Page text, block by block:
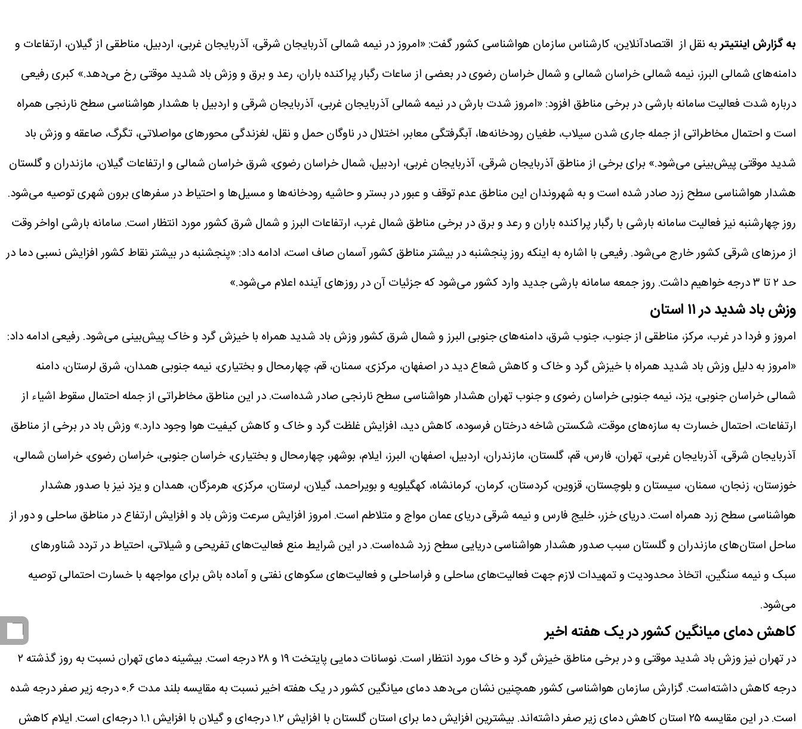
به گزارش اینتیتربه نقل از اقتصادآنلاین، کارشناس سازمان هواشناسی کشور گفت: «امروز در نیمه شمالی آذربایجان شرقی، آذربایجان غربی، اردبیل، مناطقی از گیلان، ارتفاعات و
دامنه‌های شمالی البرز، نیمه شمالی خراسان شمالی و شمال خراسان رضوی در بعضی از ساعات رگبار پراکنده باران، رعد و برق و وزش باد شدید موقتی رخ می‌دهد.»کبری رفیعی
درباره شدت فعالیت سامانه بارشی در برخی مناطق افزود: «امروز شدت بارش در نیمه شمالی آذربایجان غربی، آذربایجان شرقی و اردبیل با هشدار هواشناسی سطح نارنجی همراه
است و احتمال مخاطراتی از جمله جاری شدن سیلاب، طغیان رودخانه‌ها، آبگرفتگی معابر، اختلال در ناوگان حمل و نقل، لغزندگی محور‌های مواصلاتی، تگرگ، صاعقه و وزش باد
شدید موقتی پیش‌بینی می‌شود.» برای برخی از مناطق آذربایجان شرقی، آذربایجان غربی، اردبیل، شمال خراسان رضوی، شرق خراسان شمالی و ارتفاعات گیلان، مازندران و گلستان
هشدار هواشناسی سطح زرد صادر شده است و به شهروندان این مناطق عدم توقف و عبور در بستر و حاشیه رودخانه‌ها و مسیل‌ها و احتیاط در سفر‌های برون شهری توصیه می‌شود.
روز چهارشنبه نیز فعالیت سامانه بارشی با رگبار پراکنده باران و رعد و برق در برخی مناطق شمال غرب، ارتفاعات البرز و شمال شرق کشور مورد انتظار است. سامانه بارشی اواخر وقت
از مرز‌های شرقی کشور خارج می‌شود. رفیعی با اشاره به اینکه روز پنجشنبه در بیشتر مناطق کشور آسمان صاف است، ادامه داد: «پنجشنبه در بیشتر نقاط کشور افزایش نسبی دما در
حد ۲ تا ۳ درجه خواهیم داشت. روز جمعه سامانه بارشی جدید وارد کشور می‌شود که جزئیات آن در روز‌های آینده اعلام می‌شود.»
وزش باد شدید در ۱۱ استان
امروز و فردا در غرب، مرکز، مناطقی از جنوب، جنوب شرق، دامنه‌های جنوبی البرز و شمال شرق کشور وزش باد شدید همراه با خیزش گرد و خاک پیش‌بینی می‌شود. رفیعی ادامه داد:
«امروز به دلیل وزش باد شدید همراه با خیزش گرد و خاک و کاهش شعاع دید در اصفهان، مرکزی، سمنان، قم، چهارمحال و بختیاری، نیمه جنوبی همدان، شرق لرستان، دامنه
شمالی خراسان جنوبی، یزد، نیمه جنوبی خراسان رضوی و جنوب تهران هشدار هواشناسی سطح نارنجی صادر شده‌است. در این مناطق مخاطراتی از جمله احتمال سقوط اشیاء از
ارتفاعات، احتمال خسارت به سازه‌های موقت، شکستن شاخه درختان فرسوده، کاهش دید، افزایش غلظت گرد و خاک و کاهش کیفیت هوا وجود دارد.» وزش باد در برخی از مناطق
آذربایجان شرقی، آذربایجان غربی، تهران، فارس، قم، گلستان، مازندران، اردبیل، اصفهان، البرز، ایلام، بوشهر، چهارمحال و بختیاری، خراسان جنوبی، خراسان رضوی، خراسان شمالی،
خوزستان، زنجان، سمنان، سیستان و بلوچستان، قزوین، کردستان، کرمان، کرمانشاه، کهگیلویه و بویراحمد، گیلان، لرستان، مرکزی، هرمزگان، همدان و یزد نیز با صدور هشدار
هواشناسی سطح زرد همراه است.دریای خزر، خلیج فارس و نیمه شرقی دریای عمان مواج و متلاطم است. امروز افزایش سرعت وزش باد و افزایش ارتفاع در مناطق ساحلی و دور از
ساحل استان‌های مازندران و گلستان سبب صدور هشدار هواشناسی دریایی سطح زرد شده‌است. در این شرایط منع فعالیت‌های تفریحی و شیلاتی، احتیاط در تردد شناور‌های
سبک و نیمه سنگین، اتخاذ محدودیت و تمهیدات لازم جهت فعالیت‌های ساحلی و فراساحلی و فعالیت‌های سکو‌های نفتی و آماده باش برای مواجهه با خسارت احتمالی توصیه
می‌شود.
کاهش دمای میانگین کشور در یک هفته اخیر
در تهران نیز وزش باد شدید موقتی و در برخی مناطق خیزش گرد و خاک مورد انتظار است. نوسانات دمایی پایتخت ۱۹ و ۲۸ درجه است. بیشینه دمای تهران نسبت به روز گذشته ۲
درجه کاهش داشته‌است.
گزارش سازمان هواشناسی کشور همچنین نشان می‌دهد دمای میانگین کشور در یک هفته اخیر نسبت به مقایسه بلند مدت ۰.۶ درجه زیر صفر درجه شده
است. در این مقایسه ۲۵ استان کاهش دمای زیر صفر داشته‌اند. بیشترین افزایش دما برای استان گلستان با افزایش ۱.۲ درجه‌ای و گیلان با افزایش ۱.۱ درجه‌ای است. ایلام کاهش